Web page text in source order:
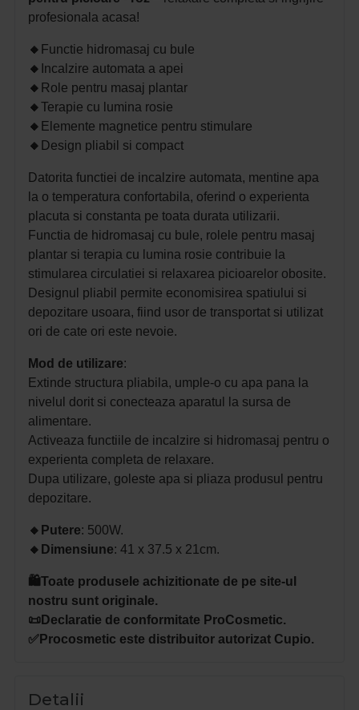
profesionala acasa!
🔸 Functie hidromasaj cu bule
🔸 Incalzire automata a apei
🔸 Role pentru masaj plantar
🔸Terapie cu lumina rosie
🔸 Elemente magnetice pentru stimulare
🔸 Design pliabil si compact
Datorita functiei de incalzire automata, mentine apa
la o temperatura confortabila, oferind o experienta
placuta si constanta pe toata durata utilizarii.
Functia de hidromasaj cu bule, rolele pentru masaj
plantar si terapia cu lumina rosie contribuie la
stimularea circulatiei si relaxarea picioarelor obosite.
Designul pliabil permite economisirea spatiului si
depozitare usoara, fiind usor de transportat si utilizat
ori de cate ori este nevoie.
Mod de utilizare:
Extinde structura pliabila, umple-o cu apa pana la
nivelul dorit si conecteaza aparatul la sursa de
alimentare.
Activeaza functiile de incalzire si hidromasaj pentru o
experienta completa de relaxare.
Dupa utilizare, goleste apa si pliaza produsul pentru
depozitare.
🔸 Putere: 500W.
🔸 Dimensiune: 41 x 37.5 x 21cm.
🛍️Toate produsele achizitionate de pe site-ul
nostru sunt originale.
📜Declaratie de conformitate ProCosmetic.
✅Procosmetic este distribuitor autorizat Cupio.
Detalii